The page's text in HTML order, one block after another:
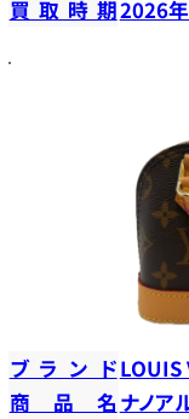
買取時期2026
ブランドLOUIS
商品名 ナノア